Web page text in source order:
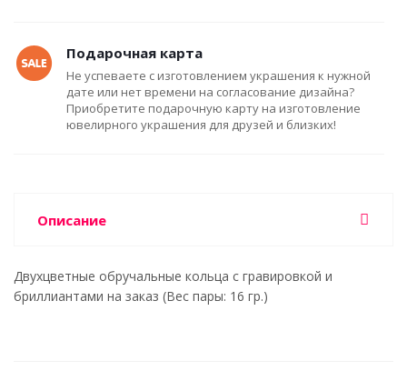
Подарочная карта
Не успеваете с изготовлением украшения к нужной
дате или нет времени на согласование дизайна?
Приобретите подарочную карту на изготовление
ювелирного украшения для друзей и близких!
Описание
Двухцветные обручальные кольца с гравировкой и
бриллиантами на заказ (Вес пары: 16 гр.)